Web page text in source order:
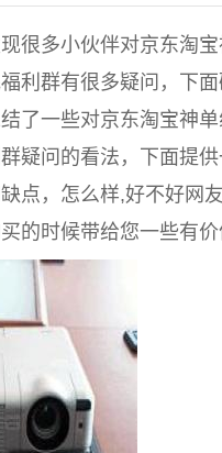
很多小伙伴对京东淘宝
利群有很多疑问，下
了一些对京东淘宝神
疑问的看法，下面提
点，怎么样,好不好网
的时候带给您一些有